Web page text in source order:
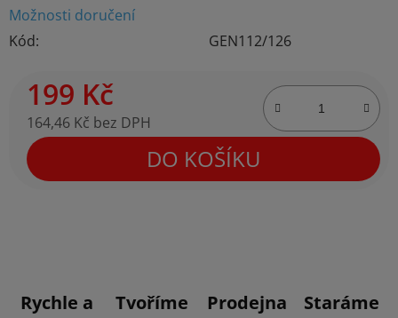
Možnosti doručení
Kód:
GEN112/126
199 Kč
164,46 Kč bez DPH
Měrná cena:
DO KOŠÍKU
Rychle a
Tvoříme
Prodejna
Staráme